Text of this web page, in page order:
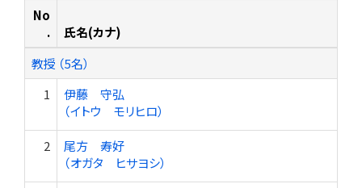
No
.
氏名(カナ)
教授 （5名）
1
伊藤 守弘
（イトウ モリヒロ）
2
尾方 寿好
（オガタ ヒサヨシ）